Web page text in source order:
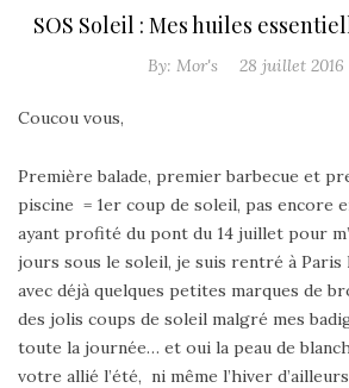
SOS Soleil : Mes huiles
By: Mor's 28 juillet 2016
Coucou vous,
Première balade, premier barbecue et
piscine = 1er coup de soleil, pas encore
ayant profité du pont du 14 juillet pour
jours sous le soleil, je suis rentré à Paris
avec déjà quelques petites marques de
des jolis coups de soleil malgré mes
toute la journée… et oui la peau de
votre allié l’été, ni même l’hiver